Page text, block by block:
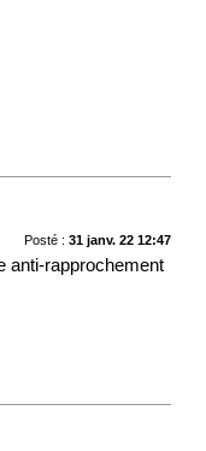
Posté : 31 janv. 22 12:47
anti-rapprochement